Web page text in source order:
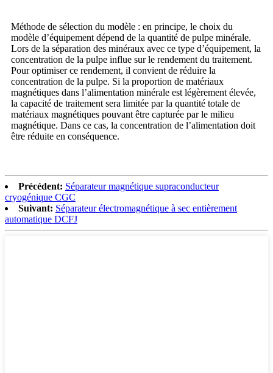
Méthode de sélection du modèle : en principe, le choix du
modèle d’équipement dépend de la quantité de pulpe minérale.
Lors de la séparation des minéraux avec ce type d’équipement, la
concentration de la pulpe influe sur le rendement du traitement.
Pour optimiser ce rendement, il convient de réduire la
concentration de la pulpe. Si la proportion de matériaux
magnétiques dans l’alimentation minérale est légèrement élevée,
la capacité de traitement sera limitée par la quantité totale de
matériaux magnétiques pouvant être capturée par le milieu
magnétique. Dans ce cas, la concentration de l’alimentation doit
être réduite en conséquence.
Précédent: Séparateur magnétique supraconducteur
cryogénique CGC
Suivant: Séparateur électromagnétique à sec entièrement
automatique DCFJ